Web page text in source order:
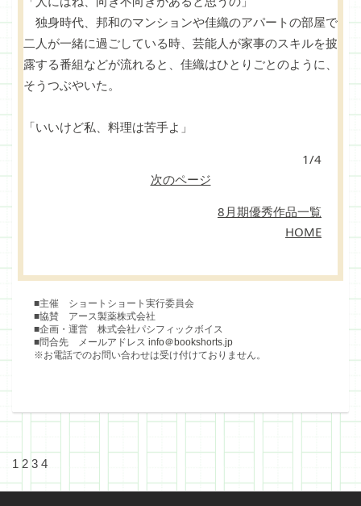
独身時代、邦和のマンションや佳織のアパートの部屋で
二人が一緒に過ごしている時、芸能人が家事のスキルを披
露する番組などが流れると、佳織はひとりごとのように、
そうつぶやいた。
「いいけど私、料理は苦手よ」
1/4
次のページ
8月期優秀作品一覧
HOME
■主催 ショートショート実行委員会
■協賛 アース製薬株式会社
■企画・運営 株式会社パシフィックボイス
■問合先 メールアドレス info＠bookshorts.jp
※お電話でのお問い合わせは受け付けておりません。
1 2 3 4